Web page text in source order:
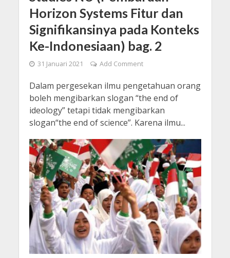
Horizon Systems Fitur dan
Signifikansinya pada Konteks
Ke-Indonesiaan) bag. 2
31 Januari 2021 Add Comment
Dalam pergesekan ilmu pengetahuan orang
boleh mengibarkan slogan “the end of
ideology” tetapi tidak mengibarkan
slogan“the end of science”. Karena ilmu...